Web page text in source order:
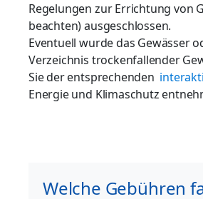
Regelungen zur Errichtung von
beachten) ausgeschlossen.
Eventuell wurde das Gewässer
Verzeichnis trockenfallender
Sie der entsprechenden
Energie und Klimaschutz
Welche Gebühren